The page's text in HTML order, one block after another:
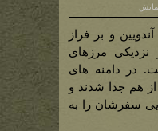
و بر فراز
نزدیکی مرزهای
در دامنه های
از هم جدا شدند و
سفرشان را به